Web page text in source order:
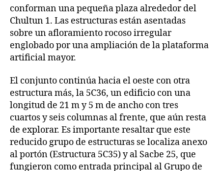
conforman una pequeña plaza alrededor del
Chultun 1. Las estructuras están asentadas
sobre un afloramiento rocoso irregular
englobado por una ampliación de la plataforma
artificial mayor.
El conjunto continúa hacia el oeste con otra
estructura más, la 5C36, un edificio con una
longitud de 21 m y 5 m de ancho con tres
cuartos y seis columnas al frente, que aún resta
de explorar. Es importante resaltar que este
reducido grupo de estructuras se localiza anexo
al portón (Estructura 5C35) y al Sacbe 25, que
fungieron como entrada principal al Grupo de